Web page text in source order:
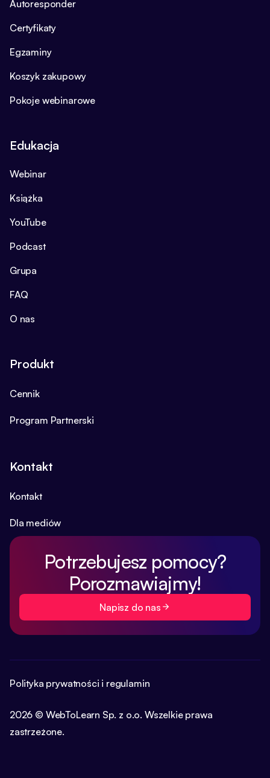
Autoresponder
Certyfikaty
Egzaminy
Koszyk zakupowy
Pokoje webinarowe
Edukacja
Webinar
Książka
YouTube
Podcast
Grupa
FAQ
O nas
Produkt
Cennik
Program Partnerski
Kontakt
Kontakt
Dla mediów
Potrzebujesz pomocy?
Porozmawiajmy!
Napisz do nas
2026 © WebToLearn Sp. z o.o. Wszelkie prawa
zastrzeżone.
Polityka prywatności i regulamin